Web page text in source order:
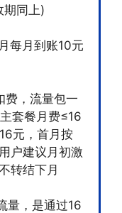
期同上)
每月到账10元
费，流量包一
套餐月费≤16
元，首月按
户建议月初激
转结下月
量，是通过16